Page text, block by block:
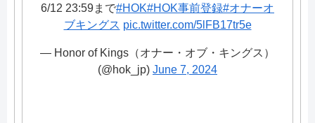
6/12 23:59まで#HOK#HOK事前登録#オナーオ
ブキングス pic.twitter.com/5lFB17tr5e
— Honor of Kings（オナー・オブ・キングス）
(@hok_jp) June 7, 2024